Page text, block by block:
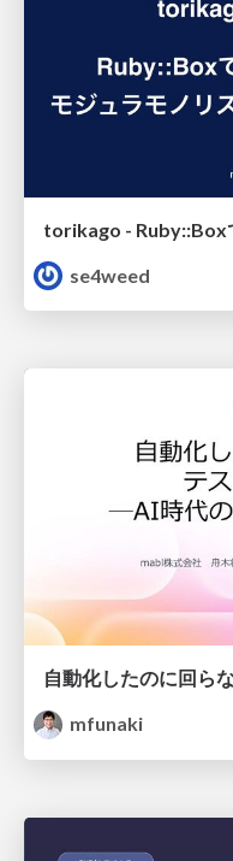
se4weed
mfunaki